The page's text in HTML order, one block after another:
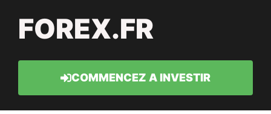
FOREX.FR
COMMENCEZ A INVESTIR